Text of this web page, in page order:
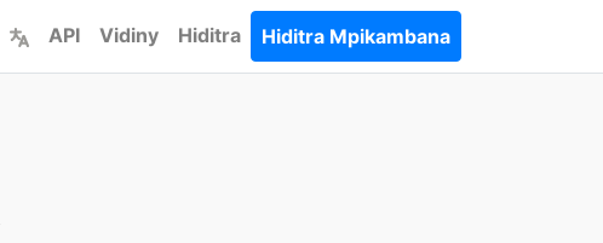
API Vidiny Hiditra Hiditra Mpikambana